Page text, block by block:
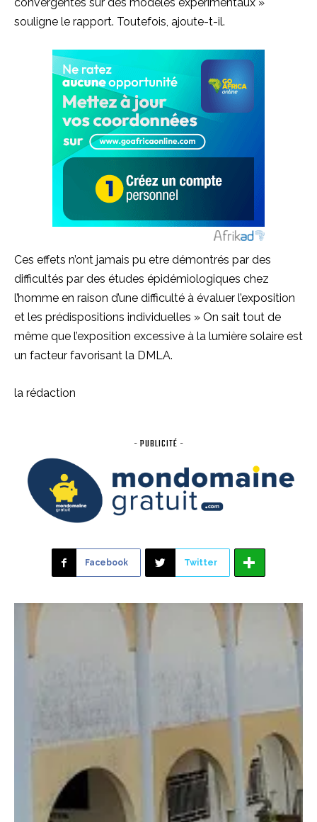
souligne le rapport. Toutefois, ajoute-t-il.
Ces effets n’ont jamais pu etre démontrés par des
difficultés par des études épidémiologiques chez
l’homme en raison d’une difficulté à évaluer l’exposition
et les prédispositions individuelles » On sait tout de
même que l’exposition excessive à la lumière solaire est
un facteur favorisant la DMLA.
la rédaction
- PUBLICITÉ -
Facebook Twitter